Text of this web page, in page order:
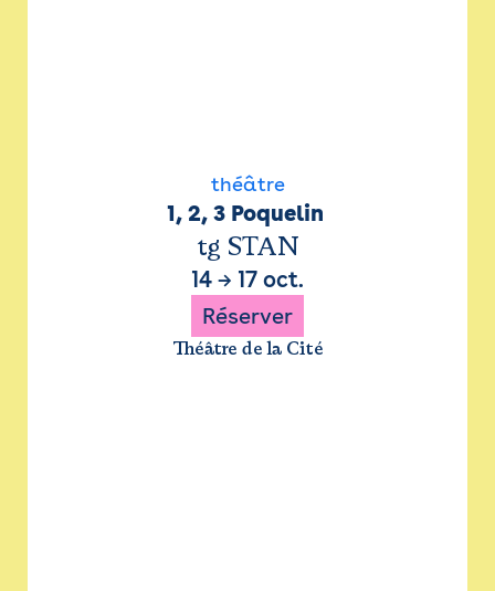
théâtre
1, 2, 3 Poquelin
tg STAN
14 → 17 oct.
Réserver
Théâtre de la Cité